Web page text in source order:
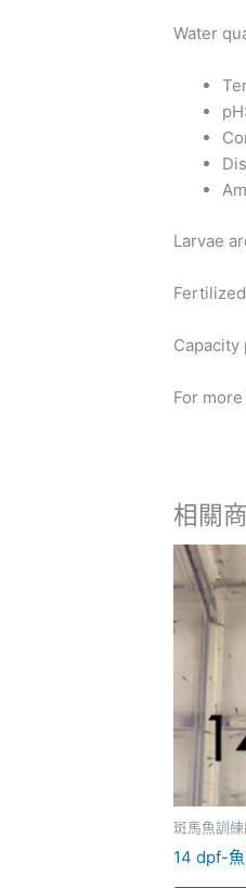
Water
Larvae
Capacity
For
相關
斑馬魚訓練
14 dpf-